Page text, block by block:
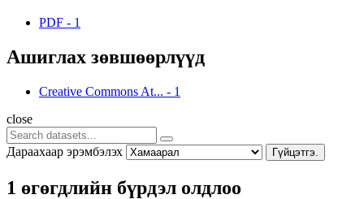
PDF - 1
Ашиглах зөвшөөрлүүд
Creative Commons At... - 1
close
Дараахаар эрэмбэлэх Гүйцэтгэ.
1 өгөгдлийн бүрдэл олдлоо